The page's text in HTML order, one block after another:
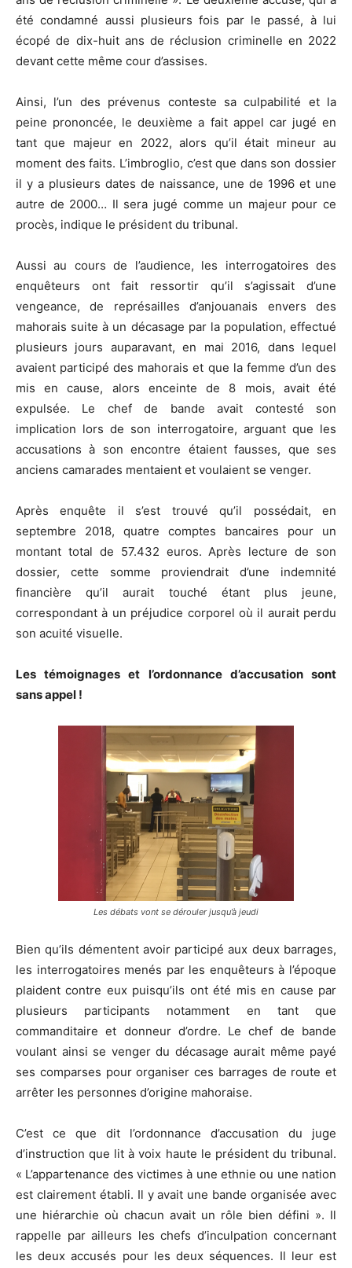
été condamné aussi plusieurs fois par le passé, à lui
écopé de dix-huit ans de réclusion criminelle en 2022
devant cette même cour d’assises.
Ainsi, l’un des prévenus conteste sa culpabilité et la
peine prononcée, le deuxième a fait appel car jugé en
tant que majeur en 2022, alors qu’il était mineur au
moment des faits. L’imbroglio, c’est que dans son dossier
il y a plusieurs dates de naissance, une de 1996 et une
autre de 2000… Il sera jugé comme un majeur pour ce
procès, indique le président du tribunal.
Aussi au cours de l’audience, les interrogatoires des
enquêteurs ont fait ressortir qu’il s’agissait d’une
vengeance, de représailles d’anjouanais envers des
mahorais suite à un décasage par la population, effectué
plusieurs jours auparavant, en mai 2016, dans lequel
avaient participé des mahorais et que la femme d’un des
mis en cause, alors enceinte de 8 mois, avait été
expulsée. Le chef de bande avait contesté son
implication lors de son interrogatoire, arguant que les
accusations à son encontre étaient fausses, que ses
anciens camarades mentaient et voulaient se venger.
Après enquête il s’est trouvé qu’il possédait, en
septembre 2018, quatre comptes bancaires pour un
montant total de 57.432 euros. Après lecture de son
dossier, cette somme proviendrait d’une indemnité
financière qu’il aurait touché étant plus jeune,
correspondant à un préjudice corporel où il aurait perdu
son acuité visuelle.
Les témoignages et l’ordonnance d’accusation sont
sans appel !
Les débats vont se dérouler jusqu’à jeudi
Bien qu’ils démentent avoir participé aux deux barrages,
les interrogatoires menés par les enquêteurs à l’époque
plaident contre eux puisqu’ils ont été mis en cause par
plusieurs participants notamment en tant que
commanditaire et donneur d’ordre. Le chef de bande
voulant ainsi se venger du décasage aurait même payé
ses comparses pour organiser ces barrages de route et
arrêter les personnes d’origine mahoraise.
C’est ce que dit l’ordonnance d’accusation du juge
d’instruction que lit à voix haute le président du tribunal.
« L’appartenance des victimes à une ethnie ou une nation
est clairement établi. Il y avait une bande organisée avec
une hiérarchie où chacun avait un rôle bien défini ». Il
rappelle par ailleurs les chefs d’inculpation concernant
les deux accusés pour les deux séquences. Il leur est